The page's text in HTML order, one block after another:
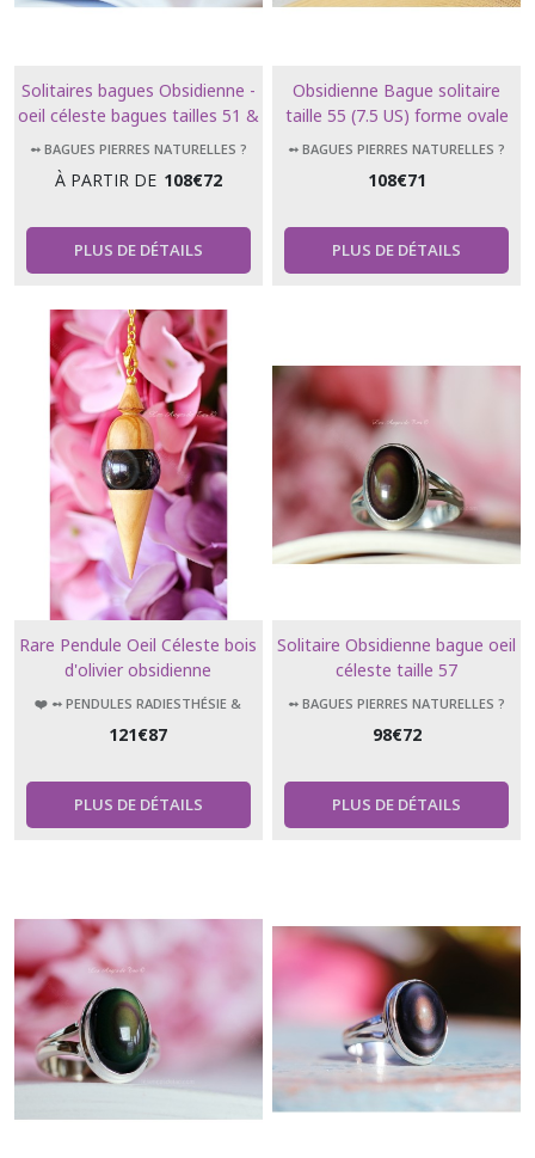
Solitaires bagues Obsidienne -
oeil céleste bagues tailles 51 &
54 non ajustables
➻ BAGUES PIERRES NATURELLES ?
À PARTIR DE 108€72
PLUS DE DÉTAILS
Obsidienne Bague solitaire
taille 55 (7.5 US) forme ovale
➻ BAGUES PIERRES NATURELLES ?
108€71
PLUS DE DÉTAILS
Rare Pendule Oeil Céleste bois
d'olivier obsidienne
❤️ ➻ PENDULES RADIESTHÉSIE &
121€87
PLUS DE DÉTAILS
Solitaire Obsidienne bague oeil
céleste taille 57
➻ BAGUES PIERRES NATURELLES ?
98€72
PLUS DE DÉTAILS